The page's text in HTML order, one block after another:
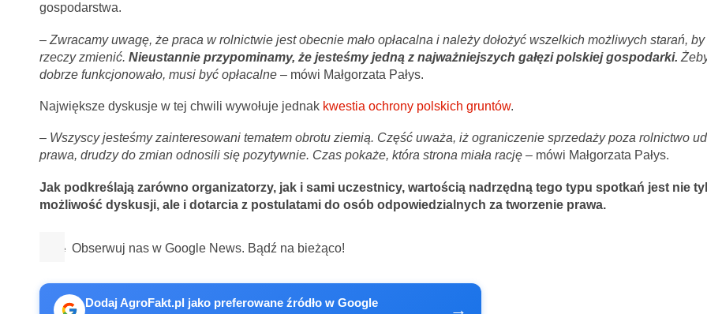
gospodarstwa.
– Zwracamy uwagę, że praca w rolnictwie jest obecnie mało opłacalna i należy dołożyć wszelkich możliwych starań,
rzeczy zmienić. Nieustannie przypominamy, że jesteśmy jedną z najważniejszych gałęzi polskiej gospodarki.
dobrze funkcjonowało, musi być opłacalne – mówi Małgorzata Pałys.
Największe dyskusje w tej chwili wywołuje jednak kwestia ochrony polskich gruntów.
– Wszyscy jesteśmy zainteresowani tematem obrotu ziemią. Część uważa, iż ograniczenie sprzedaży poza rolnictwo
prawa, drudzy do zmian odnosili się pozytywnie. Czas pokaże, która strona miała rację – mówi Małgorzata Pałys.
Jak podkreślają zarówno organizatorzy, jak i sami uczestnicy, wartością nadrzędną tego typu spotkań jest nie
możliwość dyskusji, ale i dotarcia z postulatami do osób odpowiedzialnych za tworzenie prawa.
Obserwuj nas w Google News. Bądź na bieżąco!
Dodaj AgroFakt.pl jako preferowane źródło w Google →